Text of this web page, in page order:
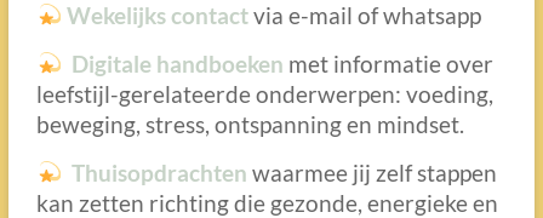
Wekelijks contactvia e-mail of whatsapp
Digitale handboeken met informatie over
leefstijl-gerelateerde onderwerpen: voeding,
beweging, stress, ontspanning en mindset.
Thuisopdrachten waarmee jij zelf stappen
kan zetten richting die gezonde, energieke en